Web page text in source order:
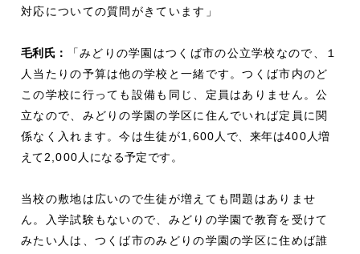
対応についての質問がきています」
毛利 氏：
「みどりの学園はつくば市の公立学校なので、１
人当たりの予算は他の学校と一緒です。つくば市内のど
この学校に行っても設備も同じ、定員はありません。公
立なので、みどりの学園の学区に住んでいれば定員に関
係なく入れます。今は生徒が1,600人で、来年は400人増
えて2,000人になる予定です。
当校の敷地は広いので生徒が増えても問題はありませ
ん。入学試験もないので、みどりの学園で教育を受けて
みたい人は、つくば市のみどりの学園の学区に住めば誰